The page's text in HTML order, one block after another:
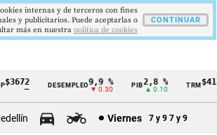
DESEMPLEO 9,9 %
▼ 0.30
PIB2,8 %
▲ 0.10
TRM
Viernes 7 y 9 7 y 9
internas y de terceros con fines
y publicitarios. Puede aceptarlas o
más en nuestra politica de cookies
CONTINUAR